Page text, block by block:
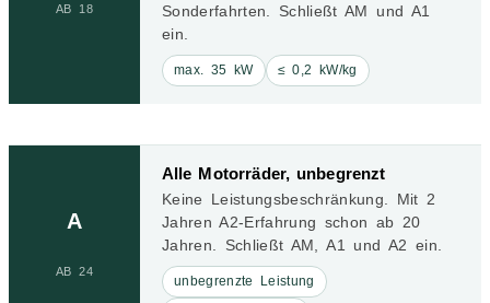
AB 18
Sonderfahrten. Schließt AM und A1
ein.
max. 35 kW ≤ 0,2 kW/kg
A
AB 24
Alle Motorräder, unbegrenzt
Keine Leistungsbeschränkung. Mit 2
Jahren A2-Erfahrung schon ab 20
Jahren. Schließt AM, A1 und A2 ein.
unbegrenzte Leistung